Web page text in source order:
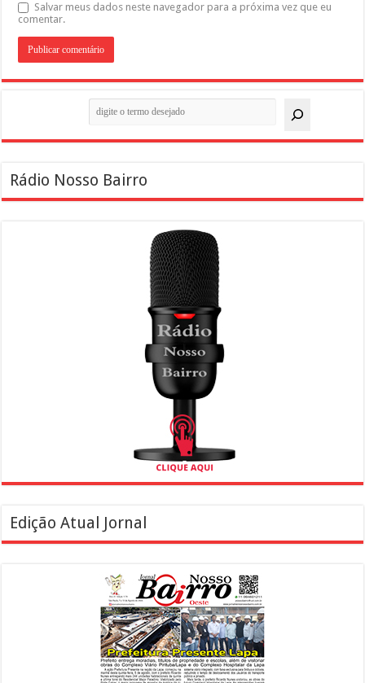
Salvar meus dados neste navegador para a próxima vez que eu
comentar.
Rádio Nosso Bairro
Edição Atual Jornal